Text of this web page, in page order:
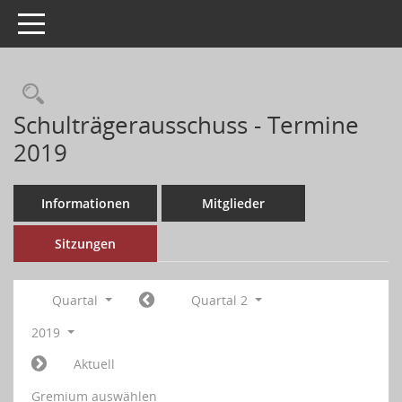
Toggle navigation
Schulträgerausschuss - Termine
2019
Informationen Mitglieder
Sitzungen
Quartal
Quartal 2
2019
Aktuell
Gremium auswählen